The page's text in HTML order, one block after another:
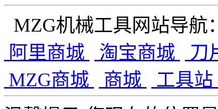
MZG机械工具网站导航
阿里商城
淘宝商城
刀
MZG商城
商城
工具站